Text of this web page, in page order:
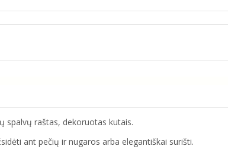
spalvų raštas, dekoruotas kutais.
ant pečių ir nugaros arba elegantiškai surišti.